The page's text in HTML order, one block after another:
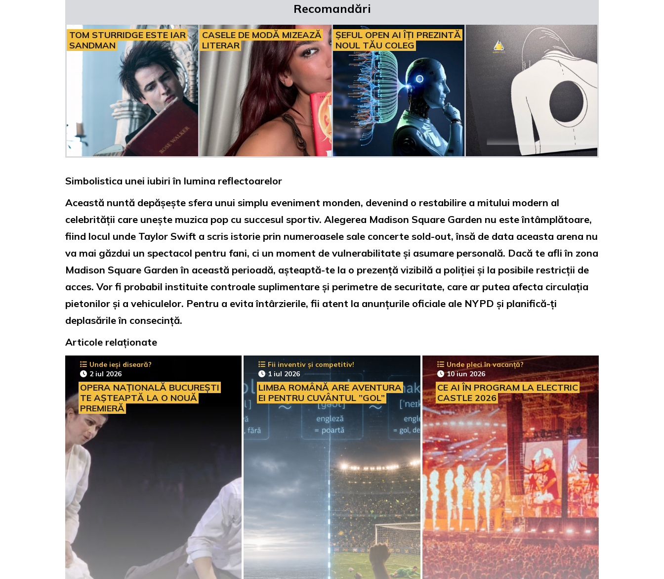
Recomandări
TOM STURRIDGE ESTE IAR
SANDMAN
CASELE DE MODĂ MIZEAZĂ
LITERAR
ȘEFUL OPEN AI ÎȚI PREZINTĂ
NOUL TĂU COLEG
Simbolistica unei iubiri în lumina reflectoarelor
Această nuntă depășește sfera unui simplu eveniment monden, devenind o restabilire a mitului modern al
celebrității care unește muzica pop cu succesul sportiv. Alegerea Madison Square Garden nu este întâmplătoare,
fiind locul unde Taylor Swift a scris istorie prin numeroasele sale concerte sold-out, însă de data aceasta arena nu
va mai găzdui un spectacol pentru fani, ci un moment de vulnerabilitate și asumare personală. Dacă te afli în zona
Madison Square Garden în această perioadă, așteaptă-te la o prezență vizibilă a poliției și la posibile restricții de
acces. Vor fi probabil instituite controale suplimentare și perimetre de securitate, care ar putea afecta circulația
pietonilor și a vehiculelor. Pentru a evita întârzierile, fii atent la anunțurile oficiale ale NYPD și planifică-ți
deplasările în consecință.
Articole relaționate
Unde ieși diseară?
2 iul 2026
OPERA NAȚIONALĂ BUCUREȘTI
TE AȘTEAPTĂ LA O NOUĂ
PREMIERĂ
Fii inventiv și competitiv!
1 iul 2026
LIMBA ROMÂNĂ ARE AVENTURA
EI PENTRU CUVÂNTUL ”GOL”
Unde pleci în vacanță?
10 iun 2026
CE AI ÎN PROGRAM LA ELECTRIC
CASTLE 2026